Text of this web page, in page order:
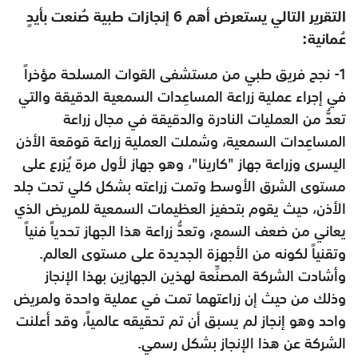
التقرير التالي يستعرض أهم 6 إنجازات طبية صُنعت بأيدٍ
عُمانية:
1- نجح فريق طبي من مستشفى القوات المسلحة مؤخراً
في إجراء عملية زراعة المساعِدات السمعية الدقيقة والتي
تعدُّ من العمليات النادرة والدقيقة في مجال زراعة
المساعِدات السمعية، وشملت العملية زراعة قوقعة الأذن
اليسرى وزراعة جهاز "كارينا"، وهو جهاز لأول مرة يُزرع على
مستوى الشرق الأوسط وتمت زراعته بشكل كلي تحت جلد
الأذن، حيث يقوم بتحفيز العظيمات السمعية للمريض الذي
يعاني من ضعف السمع، وتعدُّ زراعة هذا الجهاز تحدياً فنياً
وتقنياً لكونه من الأجهزة الجديدة على مستوى العالم.
وأشادت الشركة المصنِّعة لهذين الجهازين بهذا الإنجاز
وذلك من حيث إن زراعتهما تمت في عملية واحدة ولمريض
واحد وهو إنجاز لم يسبق أن تم تحقيقه عالمياً، وقد أعلنت
الشركة عن هذا الإنجاز بشكل رسمي.